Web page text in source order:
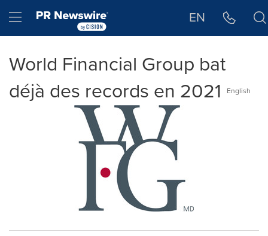
Hamburger menu EN
World Financial Group bat
déjà des records en 2021
English